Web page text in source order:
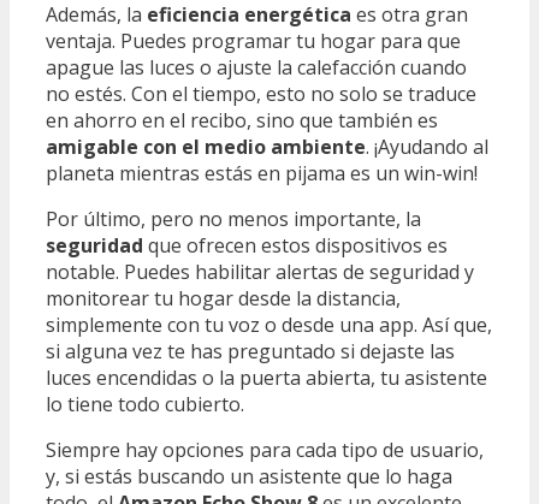
Además, la eficiencia energética es otra gran
ventaja. Puedes programar tu hogar para que
apague las luces o ajuste la calefacción cuando
no estés. Con el tiempo, esto no solo se traduce
en ahorro en el recibo, sino que también es
amigable con el medio ambiente. ¡Ayudando al
planeta mientras estás en pijama es un win-win!
Por último, pero no menos importante, la
seguridad que ofrecen estos dispositivos es
notable. Puedes habilitar alertas de seguridad y
monitorear tu hogar desde la distancia,
simplemente con tu voz o desde una app. Así que,
si alguna vez te has preguntado si dejaste las
luces encendidas o la puerta abierta, tu asistente
lo tiene todo cubierto.
Siempre hay opciones para cada tipo de usuario,
y, si estás buscando un asistente que lo haga